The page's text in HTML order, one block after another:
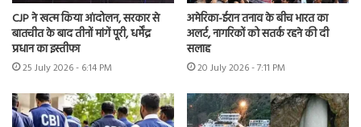
CJP ने खत्म किया आंदोलन, सरकार से
बातचीत के बाद तीनों मांगें पूरी, धर्मेंद्र
प्रधान का इस्तीफा
25 July 2026 - 6:14 PM
अमेरिका-ईरान तनाव के बीच भारत का
अलर्ट, नागरिकों को सतर्क रहने की दी
सलाह
20 July 2026 - 7:11 PM